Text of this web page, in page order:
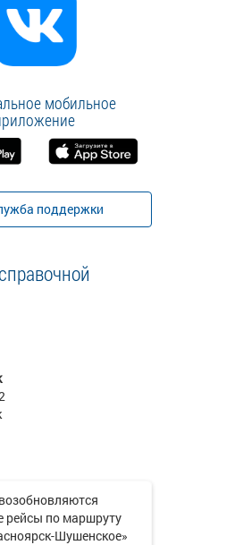
мобильное
поддержки
рейсы по маршруту
Шушенское»